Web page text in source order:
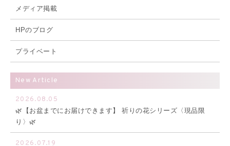
メディア掲載
HPのブログ
プライベート
New Article
2026.08.05
🌿【お盆までにお届けできます】 祈りの花シリーズ〈現品限
り〉🌿
2026.07.19